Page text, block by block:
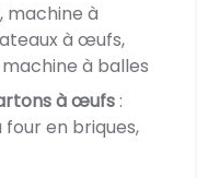
machine à
à œufs,
à balles
à œufs :
en briques,